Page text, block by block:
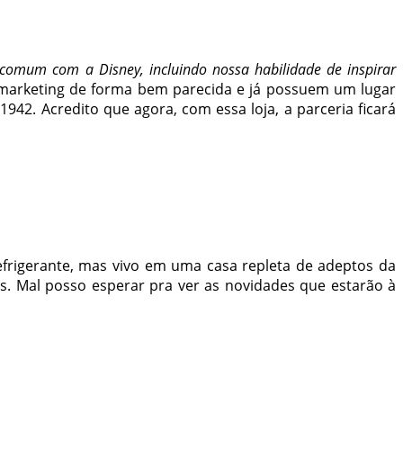
com a Disney, incluindo nossa habilidade de inspirar
de forma bem parecida e já possuem um lugar
Acredito que agora, com essa loja, a parceria ficará
mas vivo em uma casa repleta de adeptos da
Mal posso esperar pra ver as novidades que estarão à